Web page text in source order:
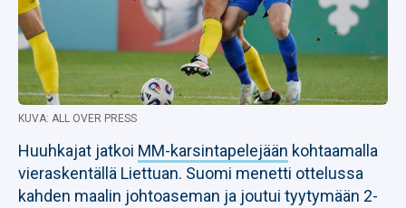
KUVA: ALL OVER PRESS
Huuhkajat jatkoi MM-karsintapelejään kohtaamalla
vieraskentällä Liettuan. Suomi menetti ottelussa
kahden maalin johtoaseman ja joutui tyytymään 2-